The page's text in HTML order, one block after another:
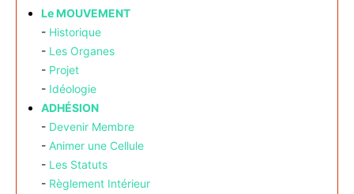
Le MOUVEMENT
- Historique
- Les Organes
- Projet
- Idéologie
ADHÉSION
- Devenir Membre
- Animer une Cellule
- Les Statuts
- Règlement Intérieur